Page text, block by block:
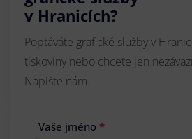
v Hranicích?
Poptáváte grafické služby v
tiskoviny nebo chcete jen
Napište nám.
Vaše jméno *